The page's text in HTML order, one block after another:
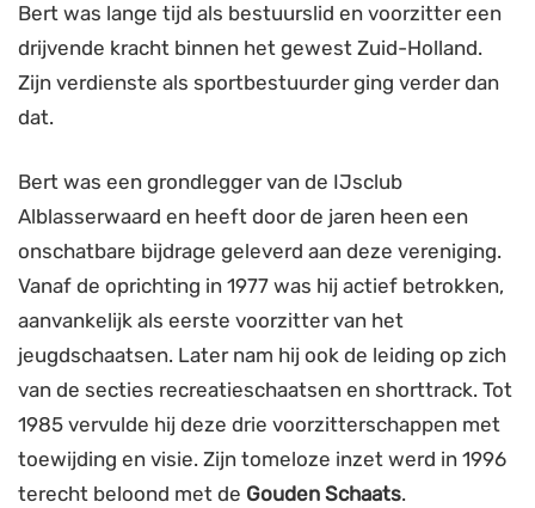
Bert was lange tijd als bestuurslid en voorzitter een
drijvende kracht binnen het gewest Zuid-Holland.
Zijn verdienste als sportbestuurder ging verder dan
dat.
Bert was een grondlegger van de IJsclub
Alblasserwaard en heeft door de jaren heen een
onschatbare bijdrage geleverd aan deze vereniging.
Vanaf de oprichting in 1977 was hij actief betrokken,
aanvankelijk als eerste voorzitter van het
jeugdschaatsen. Later nam hij ook de leiding op zich
van de secties recreatieschaatsen en shorttrack. Tot
1985 vervulde hij deze drie voorzitterschappen met
toewijding en visie. Zijn tomeloze inzet werd in 1996
terecht beloond met de Gouden Schaats.